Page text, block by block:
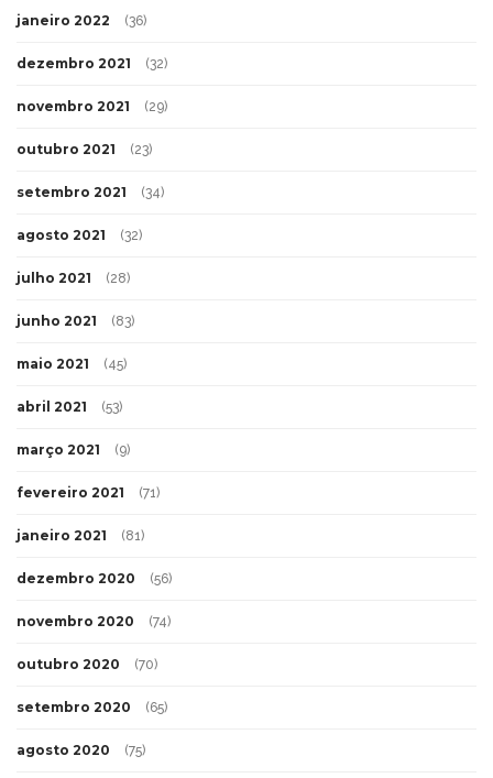
janeiro 2022 (36)
dezembro 2021 (32)
novembro 2021 (29)
outubro 2021 (23)
setembro 2021 (34)
agosto 2021 (32)
julho 2021 (28)
junho 2021 (83)
maio 2021 (45)
abril 2021 (53)
março 2021 (9)
fevereiro 2021 (71)
janeiro 2021 (81)
dezembro 2020 (56)
novembro 2020 (74)
outubro 2020 (70)
setembro 2020 (65)
agosto 2020 (75)